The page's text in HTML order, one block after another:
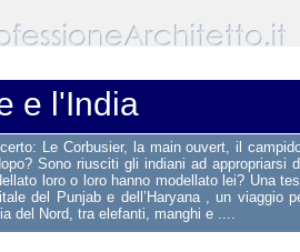
e l'India
Le Corbusier, la main ouvert, il
Sono riusciti gli indiani ad appropriarsi
loro o loro hanno modellato lei? Una
del Punjab e dell’Haryana , un viaggio
del Nord, tra elefanti, manghi e ....